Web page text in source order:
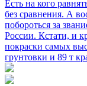
Есть на кого
без сравнения. А
побороться за
России. Кстати, и
покраски самых
грунтовки и 89 т